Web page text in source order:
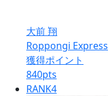
大前 翔
Roppongi Express
獲得ポイント
840pts
RANK4